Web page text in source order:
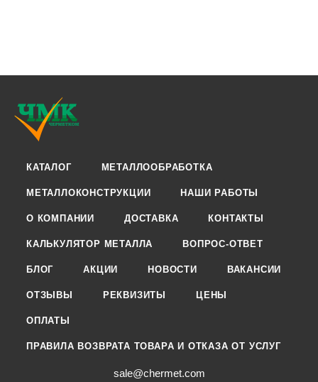
КАТАЛОГ МЕТАЛЛООБРАБОТКА
МЕТАЛЛОКОНСТРУКЦИИ НАШИ РАБОТЫ
О КОМПАНИИ ДОСТАВКА КОНТАКТЫ
КАЛЬКУЛЯТОР МЕТАЛЛА ВОПРОС-ОТВЕТ
БЛОГ АКЦИИ НОВОСТИ ВАКАНСИИ
ОТЗЫВЫ РЕКВИЗИТЫ ЦЕНЫ
ОПЛАТЫ
ПРАВИЛА ВОЗВРАТА ТОВАРА И ОТКАЗА ОТ УСЛУГ
sale@chermet.com